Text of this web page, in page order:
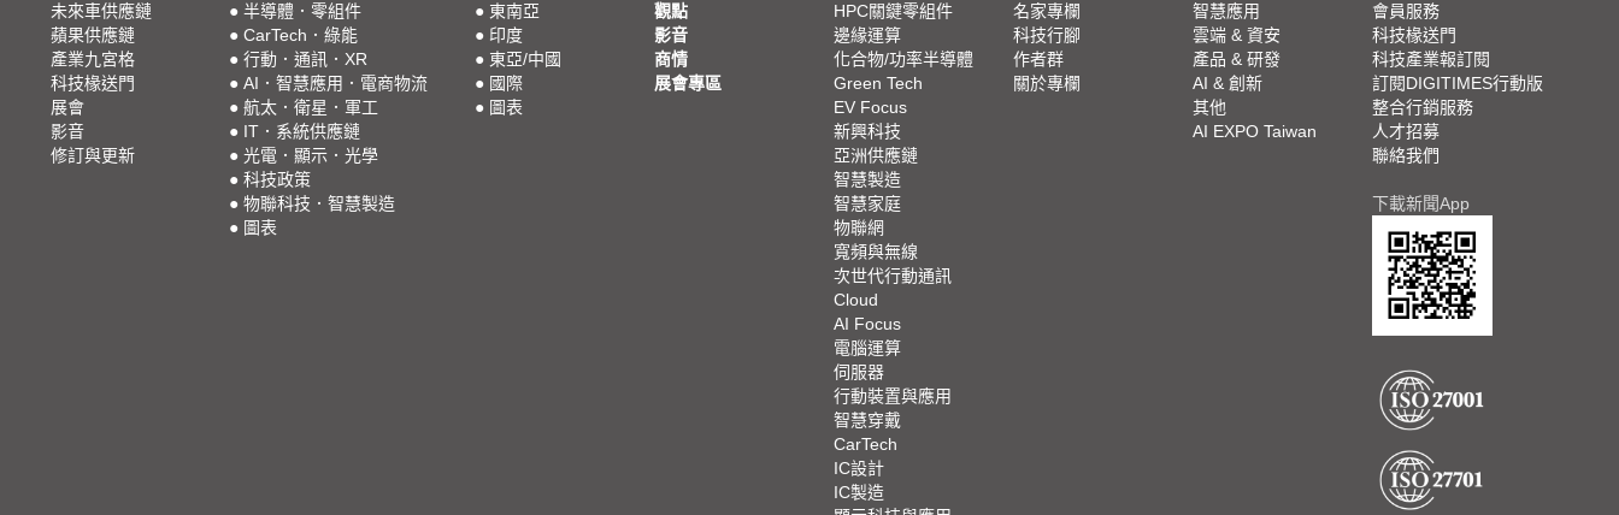
未來車供應鏈
蘋果供應鏈
產業九宮格
科技椽送門
展會
影音
修訂與更新
● 半導體．零組件
● CarTech．綠能
● 行動．通訊．XR
● AI．智慧應用．電商物流
● 航太．衛星．軍工
● IT．系統供應鏈
● 光電．顯示．光學
● 科技政策
● 物聯科技．智慧製造
● 圖表
● 東南亞
● 印度
● 東亞/中國
● 國際
● 圖表
觀點
影音
商情
展會專區
HPC關鍵零組件
邊緣運算
化合物/功率半導體
Green Tech
EV Focus
新興科技
亞洲供應鏈
智慧製造
智慧家庭
物聯網
寬頻與無線
次世代行動通訊
Cloud
AI Focus
電腦運算
伺服器
行動裝置與應用
智慧穿戴
CarTech
IC設計
IC製造
名家專欄
科技行腳
作者群
關於專欄
智慧應用
雲端 & 資安
產品 & 研發
AI & 創新
其他
AI EXPO Taiwan
會員服務
科技椽送門
科技產業報訂閱
訂閱DIGITIMES行動版
整合行銷服務
人才招募
聯絡我們
下載新聞App